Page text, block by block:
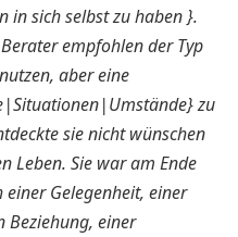
in sich selbst zu haben }.
empfohlen der Typ
aber eine
zu
sie nicht wünschen
Leben. Sie war am Ende
Gelegenheit, einer
Beziehung, einer